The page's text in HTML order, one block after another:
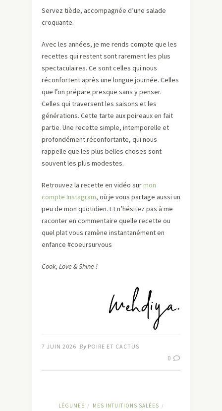
Servez tiède, accompagnée d’une salade
croquante.
Avec les années, je me rends compte que les
recettes qui restent sont rarement les plus
spectaculaires. Ce sont celles qui nous
réconfortent après une longue journée. Celles
que l’on prépare presque sans y penser.
Celles qui traversent les saisons et les
générations. Cette tarte aux poireaux en fait
partie. Une recette simple, intemporelle et
profondément réconfortante, qui nous
rappelle que les plus belles choses sont
souvent les plus modestes.
Retrouvez la recette en vidéo surmon
compte Instagram, où je vous partage aussi un
peu de mon quotidien. Et n’hésitez pas à me
raconter en commentaire quelle recette ou
quel plat vous ramène instantanément en
enfance #coeursurvous
Cook, Love & Shine !
7 JUIN 2026 By POIRE ET CACTUS
0
LÉGUMES / MES INTUITIONS SALÉES /